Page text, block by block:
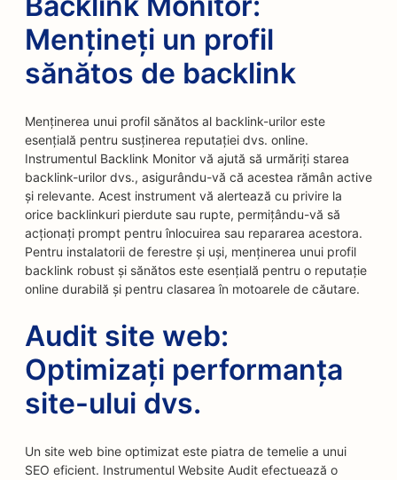
Mențineți un profil
sănătos de backlink
Menținerea unui profil sănătos al backlink-urilor este
esențială pentru susținerea reputației dvs. online.
Instrumentul Backlink Monitor vă ajută să urmăriți starea
backlink-urilor dvs., asigurându-vă că acestea rămân active
și relevante. Acest instrument vă alertează cu privire la
orice backlinkuri pierdute sau rupte, permițându-vă să
acționați prompt pentru înlocuirea sau repararea acestora.
Pentru instalatorii de ferestre și uși, menținerea unui profil
backlink robust și sănătos este esențială pentru o reputație
online durabilă și pentru clasarea în motoarele de căutare.
Audit site web:
Optimizați performanța
site-ului dvs.
Un site web bine optimizat este piatra de temelie a unui
SEO eficient. Instrumentul Website Audit efectuează o